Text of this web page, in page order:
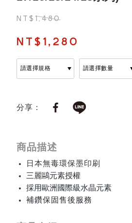
NT$1,480
NT$1,280
分享：
商品描述
日本無毒環保墨印刷
三麗鷗元素授權
採用歐洲國際級水晶元素
補鑽保固售後服務